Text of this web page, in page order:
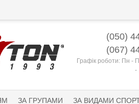
(050)
(067)
Графік роботи: Пн -
-
ЗА ГРУПАМИ ЗА ВИДАМИ